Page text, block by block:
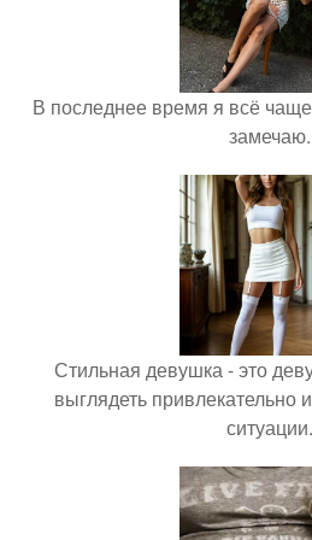
В последнее время я всё
замечаю.
Стильная девушка - это
выглядеть привлекательно
ситуации.